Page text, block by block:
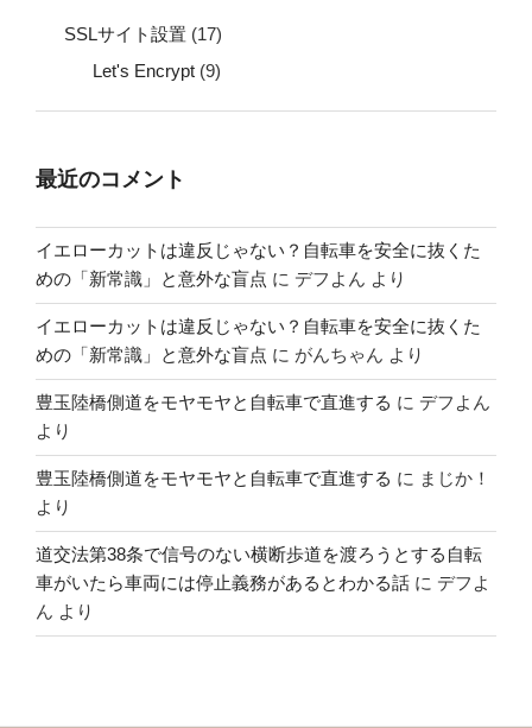
SSLサイト設置 (17)
Let's Encrypt (9)
最近のコメント
イエローカットは違反じゃない？自転車を安全に抜くた
めの「新常識」と意外な盲点 に デフよん より
イエローカットは違反じゃない？自転車を安全に抜くた
めの「新常識」と意外な盲点 に がんちゃん より
豊玉陸橋側道をモヤモヤと自転車で直進する に デフよん
より
豊玉陸橋側道をモヤモヤと自転車で直進する に まじか！
より
道交法第38条で信号のない横断歩道を渡ろうとする自転
車がいたら車両には停止義務があるとわかる話 に デフよ
ん より